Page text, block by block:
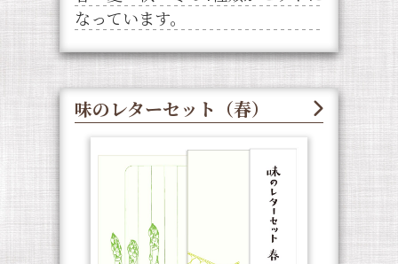
なっています。
味のレターセット（春）